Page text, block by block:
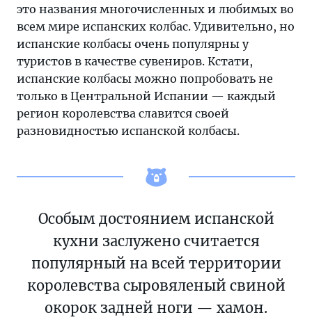
это названия многочисленных и любимых во
всем мире испанских колбас. Удивительно, но
испанские колбасы очень популярны у
туристов в качестве сувениров. Кстати,
испанские колбасы можно попробовать не
только в Центральной Испании — каждый
регион королевства славится своей
разновидностью испанской колбасы.
Особым достоянием испанской
кухни заслужено считается
популярный на всей территории
королевства сыровяленый свиной
окорок задней ноги — хамон.